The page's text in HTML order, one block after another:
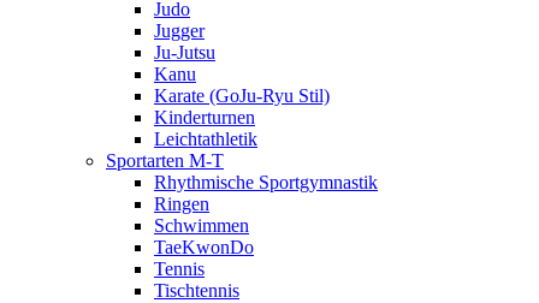
Judo
Jugger
Ju-Jutsu
Kanu
Karate (GoJu-Ryu Stil)
Kinderturnen
Leichtathletik
Sportarten M-T
Rhythmische Sportgymnastik
Ringen
Schwimmen
TaeKwonDo
Tennis
Tischtennis